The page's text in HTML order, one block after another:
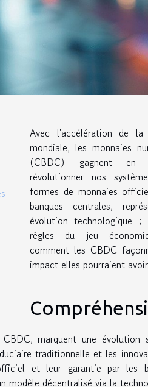
Avec l'accélération de
mondiale, les monnaies
(CBDC) gagnent en
révolutionner nos
formes de monnaies
banques centrales,
évolution technologique
règles du jeu
comment les CBDC
impact elles pourraient
marquent une évolution
traditionnelle et les
et leur garantie par les
modèle décentralisé via la